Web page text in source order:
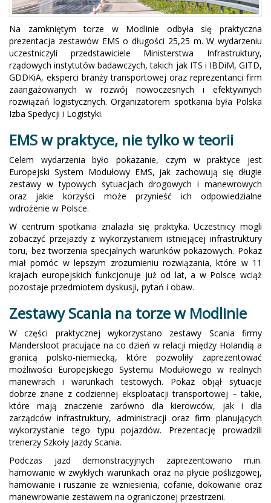
Na zamkniętym torze w Modlinie odbyła się praktyczna
prezentacja zestawów EMS o długości 25,25 m. W wydarzeniu
uczestniczyli przedstawiciele Ministerstwa Infrastruktury,
rządowych instytutów badawczych, takich jak ITS i IBDiM, GITD,
GDDKiA, eksperci branży transportowej oraz reprezentanci firm
zaangażowanych w rozwój nowoczesnych i efektywnych
rozwiązań logistycznych. Organizatorem spotkania była Polska
Izba Spedycji i Logistyki.
EMS w praktyce, nie tylko w teorii
Celem wydarzenia było pokazanie, czym w praktyce jest
Europejski System Modułowy EMS, jak zachowują się długie
zestawy w typowych sytuacjach drogowych i manewrowych
oraz jakie korzyści może przynieść ich odpowiedzialne
wdrożenie w Polsce.
W centrum spotkania znalazła się praktyka. Uczestnicy mogli
zobaczyć przejazdy z wykorzystaniem istniejącej infrastruktury
toru, bez tworzenia specjalnych warunków pokazowych. Pokaz
miał pomóc w lepszym zrozumieniu rozwiązania, które w 11
krajach europejskich funkcjonuje już od lat, a w Polsce wciąż
pozostaje przedmiotem dyskusji, pytań i obaw.
Zestawy Scania na torze w Modlinie
W części praktycznej wykorzystano zestawy Scania firmy
Mandersloot pracujące na co dzień w relacji między Holandią a
granicą polsko-niemiecką, które pozwoliły zaprezentować
możliwości Europejskiego Systemu Modułowego w realnych
manewrach i warunkach testowych. Pokaz objął sytuacje
dobrze znane z codziennej eksploatacji transportowej – takie,
które mają znaczenie zarówno dla kierowców, jak i dla
zarządców infrastruktury, administracji oraz firm planujących
wykorzystanie tego typu pojazdów. Prezentację prowadzili
trenerzy Szkoły Jazdy Scania.
Podczas jazd demonstracyjnych zaprezentowano m.in.
hamowanie w zwykłych warunkach oraz na płycie poślizgowej,
hamowanie i ruszanie ze wzniesienia, cofanie, dokowanie oraz
manewrowanie zestawem na ograniczonej przestrzeni.